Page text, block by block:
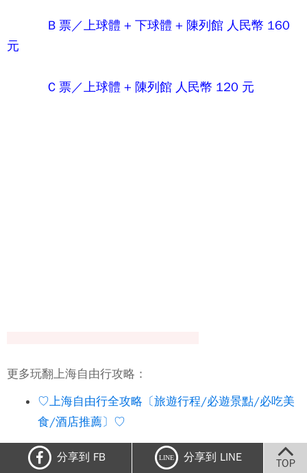
B 票／上球體 + 下球體 + 陳列館 人民幣 160
元
C 票／上球體 + 陳列館 人民幣 120 元
更多玩翻上海自由行攻略：
♡上海自由行全攻略〔旅遊行程/必遊景點/必吃美
食/酒店推薦〕♡
【黃浦江龍船自助餐夜遊。上海自由行】絕代風
分享到 FB LINE 分享到 LINE TOP